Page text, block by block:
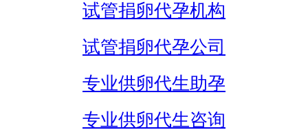
试管捐卵代孕机构
试管捐卵代孕公司
专业供卵代生助孕
专业供卵代生咨询